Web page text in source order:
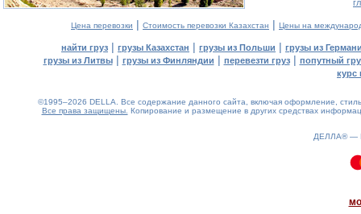
Цена перевозки | Стоимость перевозки Казахстан | Цены на
найти груз | грузы Казахстан | грузы из Польши | грузы из
грузы из Литвы| грузы из Финляндии | перевезти груз| попутный
курс
©1995–2026 DELLA. Все содержание данного сайта, включая оформление,
Все права защищены. Копирование и размещение в других средствах
ДЕЛЛА® —